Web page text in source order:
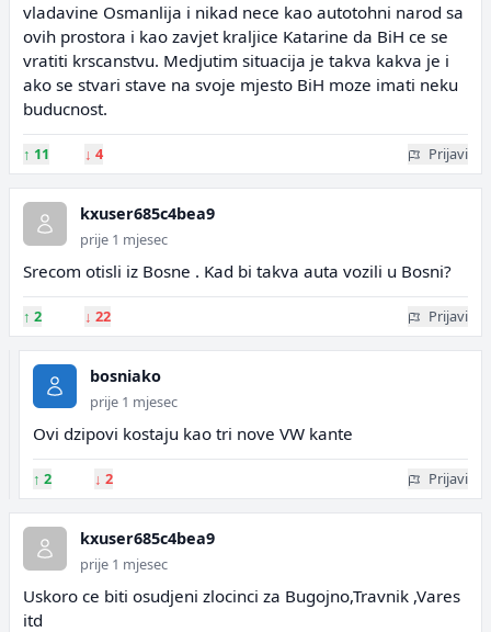
vladavine Osmanlija i nikad nece kao autotohni narod sa
ovih prostora i kao zavjet kraljice Katarine da BiH ce se
vratiti krscanstvu. Medjutim situacija je takva kakva je i
ako se stvari stave na svoje mjesto BiH moze imati neku
buducnost.
↑ 11 ↓ 4 Prijavi
kxuser685c4bea9
prije 1 mjesec
Srecom otisli iz Bosne . Kad bi takva auta vozili u Bosni?
↑ 2 ↓ 22 Prijavi
bosniako
prije 1 mjesec
Ovi dzipovi kostaju kao tri nove VW kante
↑ 2 ↓ 2 Prijavi
kxuser685c4bea9
prije 1 mjesec
Uskoro ce biti osudjeni zlocinci za Bugojno,Travnik ,Vares
itd